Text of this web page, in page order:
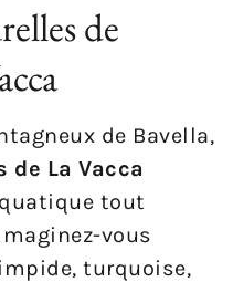
de
de Bavella,
La Vacca
tout
vous
turquoise,